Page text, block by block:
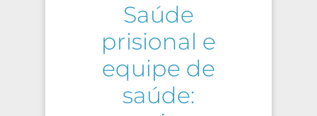
Saúde
prisional e
equipe de
saúde: